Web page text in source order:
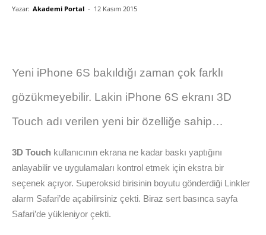
Yazar: Akademi Portal - 12 Kasım 2015
Yeni iPhone 6S bakıldığı zaman çok farklı
gözükmeyebilir. Lakin iPhone 6S ekranı 3D
Touch adı verilen yeni bir özelliğe sahip…
3D Touch kullanıcının ekrana ne kadar baskı yaptığını
anlayabilir ve uygulamaları kontrol etmek için ekstra bir
seçenek açıyor. Superoksid birisinin boyutu gönderdiği Linkler
alarm Safari’de açabilirsiniz çekti. Biraz sert basınca sayfa
Safari’de yükleniyor çekti.